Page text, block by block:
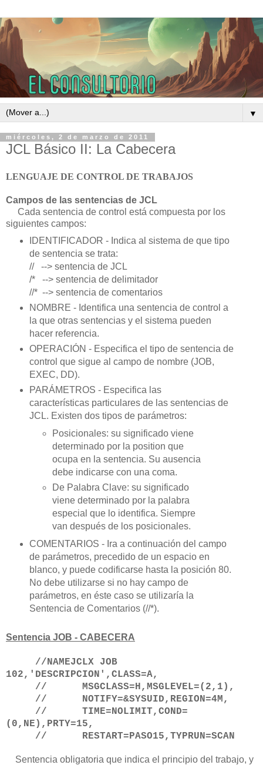
▼
miércoles, 2 de marzo de 2011
JCL Básico II: La Cabecera
LENGUAJE DE CONTROL DE TRABAJOS
Campos de las sentencias de JCL
Cada sentencia de control está compuesta por los
siguientes campos:
IDENTIFICADOR - Indica al sistema de que tipo
de sentencia se trata:
// --> sentencia de JCL
/* --> sentencia de delimitador
//* --> sentencia de comentarios
NOMBRE - Identifica una sentencia de control a
la que otras sentencias y el sistema pueden
hacer referencia.
OPERACIÓN - Especifica el tipo de sentencia de
control que sigue al campo de nombre (JOB,
EXEC, DD).
PARÁMETROS - Especifica las
características particulares de las sentencias de
JCL. Existen dos tipos de parámetros:
Posicionales: su significado viene
determinado por la position que
ocupa en la sentencia. Su ausencia
debe indicarse con una coma.
De Palabra Clave: su significado
viene determinado por la palabra
especial que lo identifica. Siempre
van después de los posicionales.
COMENTARIOS - Ira a continuación del campo
de parámetros, precedido de un espacio en
blanco, y puede codificarse hasta la posición 80.
No debe utilizarse si no hay campo de
parámetros, en éste caso se utilizaría la
Sentencia de Comentarios (//*).
Sentencia JOB - CABECERA
//NAMEJCLX JOB
102,'DESCRIPCION',CLASS=A,
// MSGCLASS=H,MSGLEVEL=(2,1),
// NOTIFY=&SYSUID,REGION=4M,
// TIME=NOLIMIT,COND=
(0,NE),PRTY=15,
// RESTART=PASO15,TYPRUN=SCAN
Sentencia obligatoria que indica el principio del trabajo, y